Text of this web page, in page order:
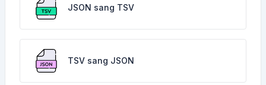
JSON sang TSV
TSV sang JSON